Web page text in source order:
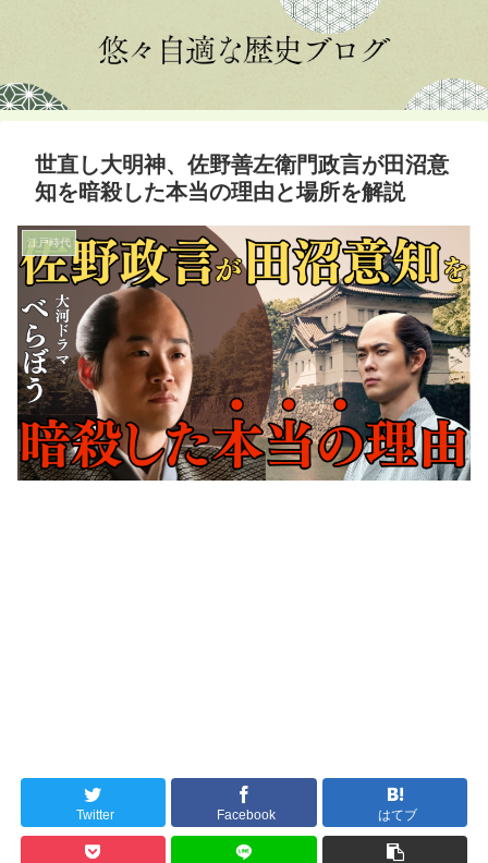
世直し大明神、佐野善左衛門政言が田沼意
知を暗殺した本当の理由と場所を解説
江戸時代
Twitter Facebook はてブ